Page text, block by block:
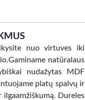
nuo virtuves iki
natūralaus
nudažytas MDF
platų spalvų ir
Dureles